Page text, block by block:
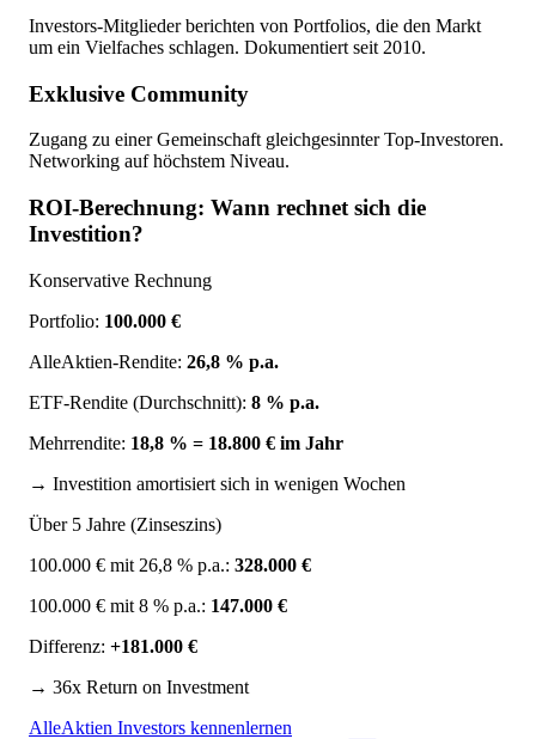
Investors-Mitglieder berichten von Portfolios, die den Markt
um ein Vielfaches schlagen. Dokumentiert seit 2010.
Exklusive Community
Zugang zu einer Gemeinschaft gleichgesinnter Top-Investoren.
Networking auf höchstem Niveau.
ROI-Berechnung: Wann rechnet sich die
Investition?
Konservative Rechnung
Portfolio: 100.000 €
AlleAktien-Rendite: 26,8 % p.a.
ETF-Rendite (Durchschnitt): 8 % p.a.
Mehrrendite: 18,8 % = 18.800 € im Jahr
→ Investition amortisiert sich in wenigen Wochen
Über 5 Jahre (Zinseszins)
100.000 € mit 26,8 % p.a.: 328.000 €
100.000 € mit 8 % p.a.: 147.000 €
Differenz: +181.000 €
→ 36x Return on Investment
AlleAktien Investors kennenlernen